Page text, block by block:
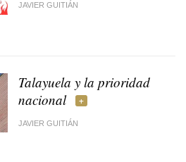
JAVIER GUITIÁN
Talayuela y la prioridad
nacional
JAVIER GUITIÁN